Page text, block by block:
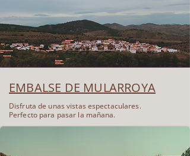
EMBALSE DE MULARROYA
Disfruta de unas vistas espectaculares.
Perfecto para pasar la mañana.